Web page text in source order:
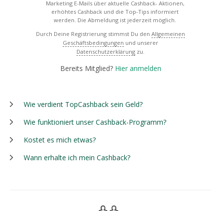
Marketing E-Mails über aktuelle Cashback- Aktionen,
erhöhtes Cashback und die Top-Tips informiert
werden. Die Abmeldung ist jederzeit möglich.
Durch Deine Registrierung stimmst Du den Allgemeinen
Geschäftsbedingungen und unserer
Datenschutzerklärung zu.
Bereits Mitglied? Hier anmelden
Wie verdient TopCashback sein Geld?
Wie funktioniert unser Cashback-Programm?
Kostet es mich etwas?
Wann erhalte ich mein Cashback?